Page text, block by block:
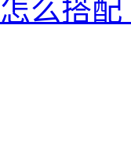
么搭